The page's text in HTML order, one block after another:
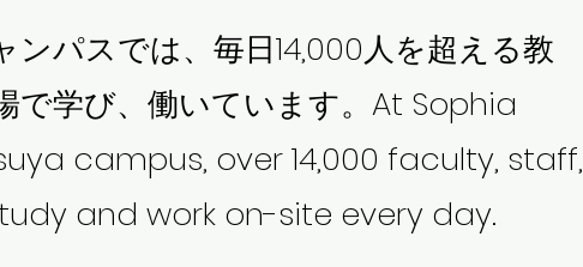
ンパスでは、毎日14,000人を超える教
で学び、働いています。At Sophia
campus, over 14,000 faculty, staff,
and work on-site every day.